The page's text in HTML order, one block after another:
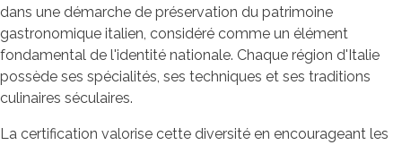
dans une démarche de préservation du patrimoine
gastronomique italien, considéré comme un élément
fondamental de l'identité nationale. Chaque région d'Italie
possède ses spécialités, ses techniques et ses traditions
culinaires séculaires.
La certification valorise cette diversité en encourageant les